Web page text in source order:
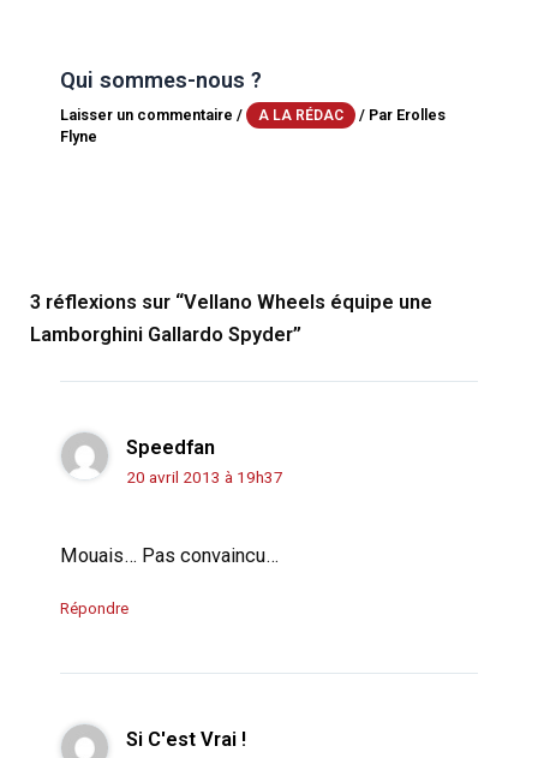
Qui sommes-nous ?
Laisser un commentaire / A LA RÉDAC / Par Erolles
Flyne
3 réflexions sur “Vellano Wheels équipe une
Lamborghini Gallardo Spyder”
Speedfan
20 avril 2013 à 19h37
Mouais… Pas convaincu…
Répondre
Si C'est Vrai !